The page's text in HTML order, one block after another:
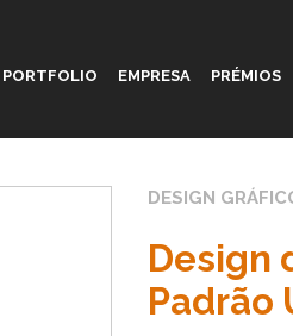
PORTFOLIO EMPRESA PRÉMIOS
DESIGN
Design
Padrão